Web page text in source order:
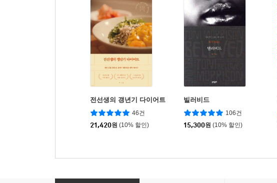
전선생의 갱년기 다이어트
46건
21,420원 (10% 할인)
빌러비드
106건
15,300원 (10% 할인)